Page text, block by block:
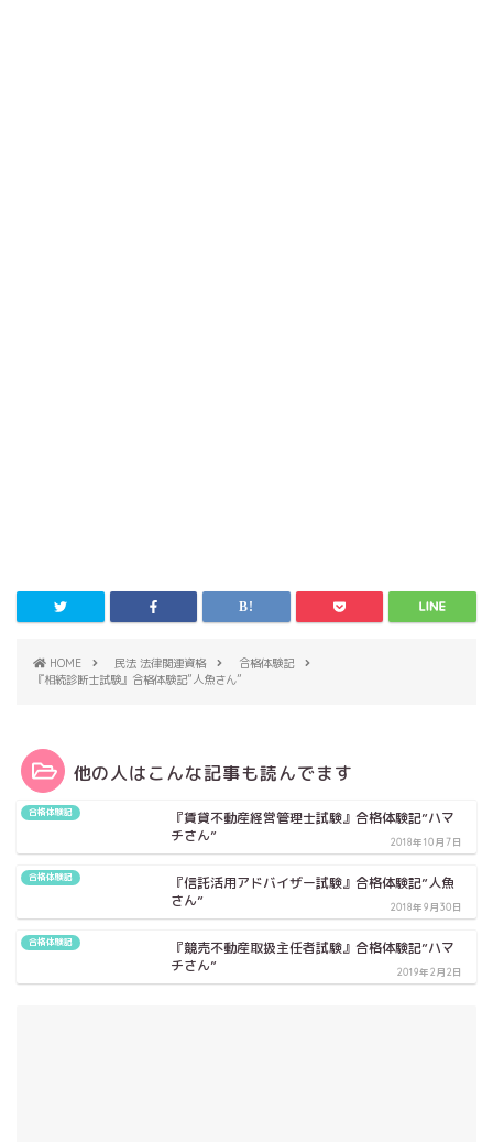
HOME 民法 法律関連資格
合格体験記
『相続診断士試験』合格体験記”人魚さん”
他の人はこんな記事も読んでます
合格体験記
『賃貸不動産経営管理士試験』合格体験記”ハマ
チさん”
2018年10月7日
合格体験記
『信託活用アドバイザー試験』合格体験記”人魚
さん”
2018年9月30日
合格体験記
『競売不動産取扱主任者試験』合格体験記”ハマ
チさん”
2019年2月2日